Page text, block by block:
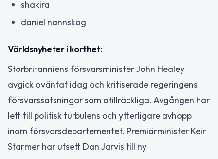
shakira
daniel nannskog
Världsnyheter i korthet:
Storbritanniens försvarsminister John Healey
avgick oväntat idag och kritiserade regeringens
försvarssatsningar som otillräckliga. Avgången har
lett till politisk turbulens och ytterligare avhopp
inom försvarsdepartementet. Premiärminister Keir
Starmer har utsett Dan Jarvis till ny